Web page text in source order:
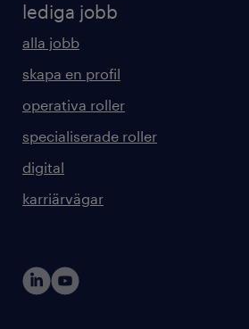
lediga jobb
alla jobb
skapa en profil
operativa roller
specialiserade roller
digital
karriärvägar